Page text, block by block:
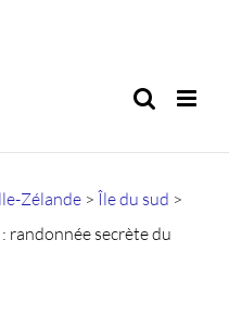
Zélande> Île du sud >
randonnée secrète du